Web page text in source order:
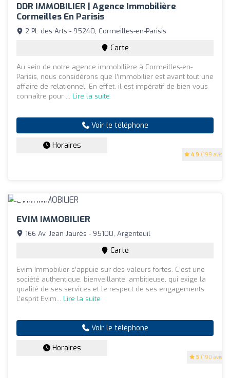
DDR IMMOBILIER | Agence Immobilière
Cormeilles En Parisis
4.9 (199 avis)
2 Pl. des Arts - 95240, Cormeilles-en-Parisis
Carte
Au sein de notre agence immobilière à Cormeilles-en-
Parisis, nous considérons que l’immobilier est avant tout une
affaire de relationnel. En effet, il est impératif de bien vous
connaître pour ... Lire la suite
Voir le téléphone
Horaires
EVIM IMMOBILIER
5 (190 avis)
166 Av. Jean Jaurès - 95100, Argenteuil
Carte
Evim Immobilier s’appuie sur des valeurs fortes. C’est une
société authentique, bienveillante, ambitieuse, qui exige la
qualité de ses services et le respect de ses engagements.
L’esprit Evim... Lire la suite
Voir le téléphone
Horaires